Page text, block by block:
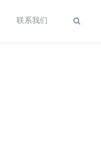
联系我们